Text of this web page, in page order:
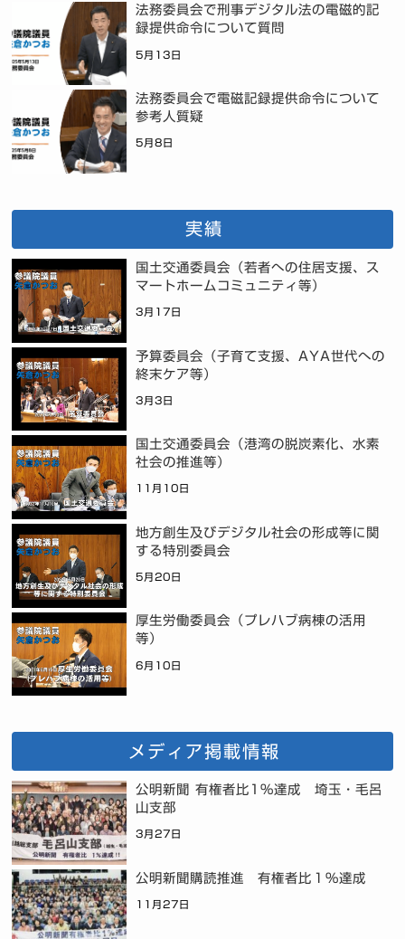
法務委員会で刑事デジタル法の電磁的記
録提供命令について質問
5月13日
法務委員会で電磁記録提供命令について
参考人質疑
5月8日
実績
国土交通委員会（若者への住居支援、ス
マートホームコミュニティ等）
3月17日
予算委員会（子育て支援、AYA世代への
終末ケア等）
3月3日
国土交通委員会（港湾の脱炭素化、水素
社会の推進等）
11月10日
地方創生及びデジタル社会の形成等に関
する特別委員会
5月20日
厚生労働委員会（プレハブ病棟の活用
等）
6月10日
メディア掲載情報
公明新聞 有権者比1%達成 埼玉・毛呂
山支部
3月27日
公明新聞購読推進 有権者比１％達成
11月27日